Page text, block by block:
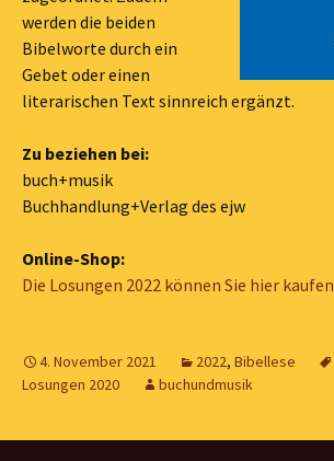
werden die beiden
Bibelworte durch ein
Gebet oder einen
literarischen Text sinnreich ergänzt.
Zu beziehen bei:
buch+musik
Buchhandlung+Verlag des ejw
Online-Shop:
Die Losungen 2022 können Sie hier kaufen
4. November 2021 2022, Bibellese
Losungen 2020
buchundmusik